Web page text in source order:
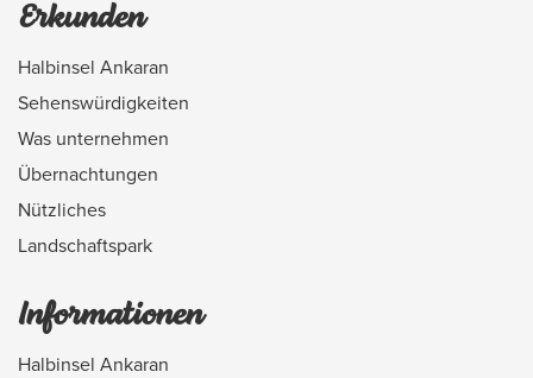
Erkunden
Halbinsel Ankaran
Sehenswürdigkeiten
Was unternehmen
Übernachtungen
Nützliches
Landschaftspark
Informationen
Halbinsel Ankaran